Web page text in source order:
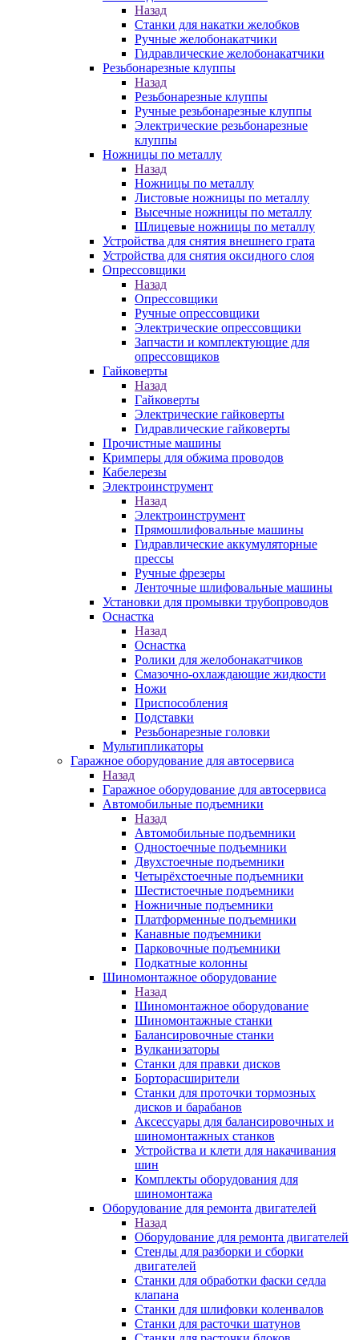
Назад
Станки для накатки желобков
Ручные желобонакатчики
Гидравлические желобонакатчики
Резьбонарезные клуппы
Назад
Резьбонарезные клуппы
Ручные резьбонарезные клуппы
Электрические резьбонарезные
клуппы
Ножницы по металлу
Назад
Ножницы по металлу
Листовые ножницы по металлу
Высечные ножницы по металлу
Шлицевые ножницы по металлу
Устройства для снятия внешнего грата
Устройства для снятия оксидного слоя
Опрессовщики
Назад
Опрессовщики
Ручные опрессовщики
Электрические опрессовщики
Запчасти и комплектующие для
опрессовщиков
Гайковерты
Назад
Гайковерты
Электрические гайковерты
Гидравлические гайковерты
Прочистные машины
Кримперы для обжима проводов
Кабелерезы
Электроинструмент
Назад
Электроинструмент
Прямошлифовальные машины
Гидравлические аккумуляторные
прессы
Ручные фрезеры
Ленточные шлифовальные машины
Установки для промывки трубопроводов
Оснастка
Назад
Оснастка
Ролики для желобонакатчиков
Смазочно-охлаждающие жидкости
Ножи
Приспособления
Подставки
Резьбонарезные головки
Мультипликаторы
Гаражное оборудование для автосервиса
Назад
Гаражное оборудование для автосервиса
Автомобильные подъемники
Назад
Автомобильные подъемники
Одностоечные подъемники
Двухстоечные подъемники
Четырёхстоечные подъемники
Шестистоечные подъемники
Ножничные подъемники
Платформенные подъемники
Канавные подъемники
Парковочные подъемники
Подкатные колонны
Шиномонтажное оборудование
Назад
Шиномонтажное оборудование
Шиномонтажные станки
Балансировочные станки
Вулканизаторы
Станки для правки дисков
Борторасширители
Станки для проточки тормозных
дисков и барабанов
Аксессуары для балансировочных и
шиномонтажных станков
Устройства и клети для накачивания
шин
Комплекты оборудования для
шиномонтажа
Оборудование для ремонта двигателей
Назад
Оборудование для ремонта двигателей
Стенды для разборки и сборки
двигателей
Станки для обработки фаски седла
клапана
Станки для шлифовки коленвалов
Станки для расточки шатунов